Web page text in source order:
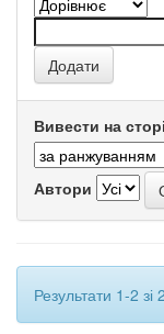
Вивести на
Автори
Результати 1-2 зі